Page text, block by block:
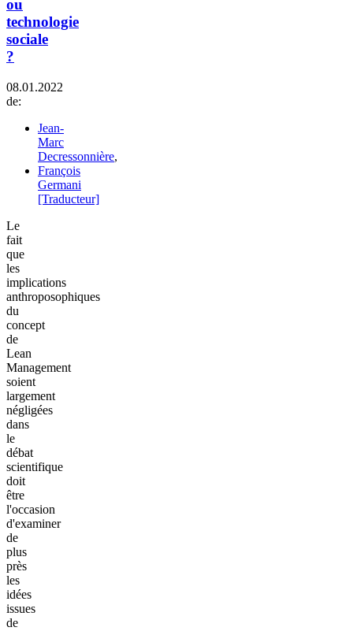
ou
technologie
sociale
?
08.01.2022
de:
Jean-
Marc
Decressonnière,
François
Germani
[Traducteur]
Le
fait
que
les
implications
anthroposophiques
du
concept
de
Lean
Management
soient
largement
négligées
dans
le
débat
scientifique
doit
être
l'occasion
d'examiner
de
plus
près
les
idées
issues
de